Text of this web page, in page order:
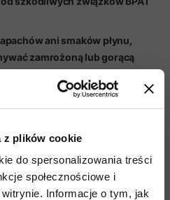
z plików cookie
do spersonalizowania treści
społecznościowe i
Informacje o tym, jak
ani smaków płynu,
zamrożoną lub gorącą
oraz czyszczenie
schnięcia
na górnej półce
otwiera się tylko w jedną
przypadkowym otwarciem